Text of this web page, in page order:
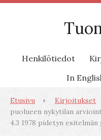
Henkilötiedot
In
Etusivu Kirjoitukset
puolueen nykytilan
4.3 1978 pidetyn